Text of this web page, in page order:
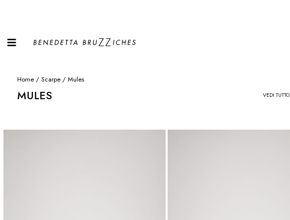
Home / Scarpe / Mules
MULES VEDI TUTTO